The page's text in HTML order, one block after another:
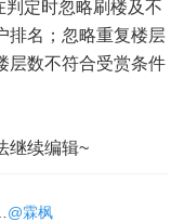
定时忽略刷楼及不
排名；忽略重复楼层
层数不符合受赏条件
继续编辑~
@霖枫